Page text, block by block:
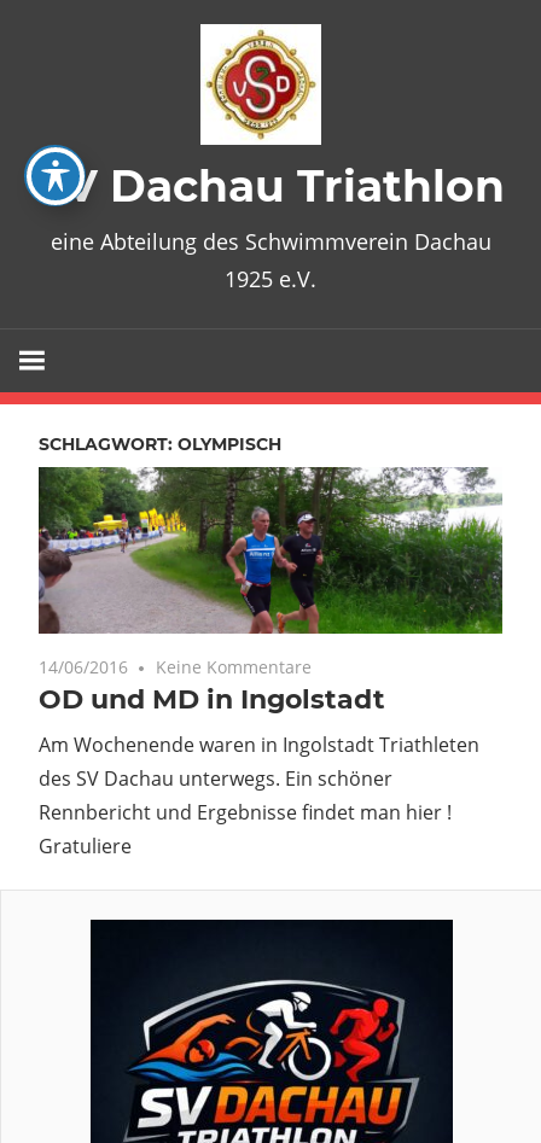
SV Dachau Triathlon
eine Abteilung des Schwimmverein Dachau
1925 e.V.
SCHLAGWORT: OLYMPISCH
14/06/2016 Keine Kommentare
OD und MD in Ingolstadt
Am Wochenende waren in Ingolstadt Triathleten
des SV Dachau unterwegs. Ein schöner
Rennbericht und Ergebnisse findet man hier !
Gratuliere